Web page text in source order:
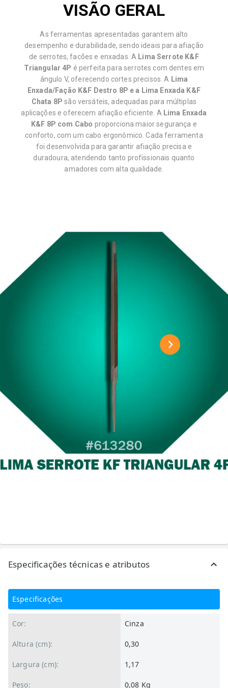
VISÃO GERAL
As ferramentas apresentadas garantem alto
desempenho e durabilidade, sendo ideais para afiação
de serrotes, facões e enxadas. A Lima Serrote K&F
Triangular 4P é perfeita para serrotes com dentes em
ângulo V, oferecendo cortes precisos. A Lima
Enxada/Fação K&F Destro 8P e a Lima Enxada K&F
Chata 8P são versáteis, adequadas para múltiplas
aplicações e oferecem afiação eficiente. A Lima Enxada
K&F 8P com Cabo proporciona maior segurança e
conforto, com um cabo ergonômico. Cada ferramenta
foi desenvolvida para garantir afiação precisa e
duradoura, atendendo tanto profissionais quanto
amadores com alta qualidade.
Especificações técnicas e atributos
Especificações
Cor: Cinza
Altura (cm): 0,30
Largura (cm): 1,17
Peso: 0,08 Kg